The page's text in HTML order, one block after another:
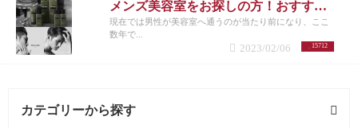
メンズ美容室をお探しの方！おすすめメニューまとめ
現在では男性が美容室へ通うのが当たり前になり、ここ
数年で...
15712
2023/02/06
カテゴリーから探す